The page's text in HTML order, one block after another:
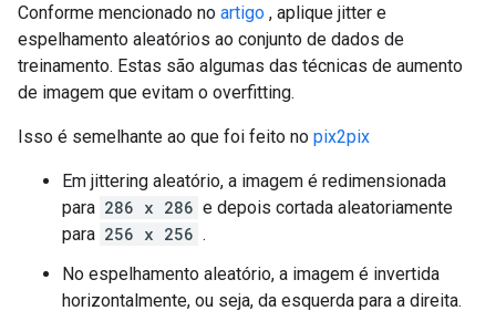
Conforme mencionado no artigo , aplique jitter e
espelhamento aleatórios ao conjunto de dados de
treinamento. Estas são algumas das técnicas de aumento
de imagem que evitam o overfitting.
Isso é semelhante ao que foi feito no pix2pix
Em jittering aleatório, a imagem é redimensionada
para 286 x 286 e depois cortada aleatoriamente
para 256 x 256 .
No espelhamento aleatório, a imagem é invertida
horizontalmente, ou seja, da esquerda para a direita.